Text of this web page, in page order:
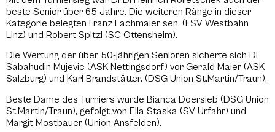
beste Senior über 65 Jahre. Die weiteren Ränge in dieser
Kategorie belegten Franz Lachmaier sen. (ESV Westbahn
Linz) und Robert Spitzl (SC Ottensheim).
Die Wertung der über 50-jährigen Senioren sicherte sich DI
Sabahudin Mujevic (ASK Nettingsdorf) vor Gerald Maier (ASK
Salzburg) und Karl Brandstätter. (DSG Union St.Martin/Traun).
Beste Dame des Turniers wurde Bianca Doersieb (DSG Union
St.Martin/Traun), gefolgt von Ella Staska (SV Urfahr) und
Margit Mostbauer (Union Ansfelden).